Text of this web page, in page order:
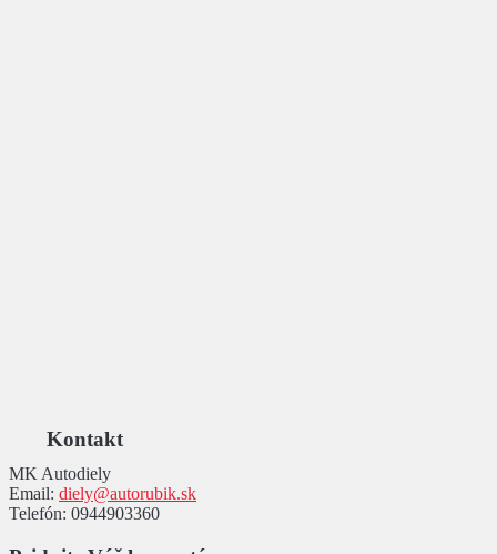
Kontakt
MK Autodiely
Email: diely@autorubik.sk
Telefón: 0944903360